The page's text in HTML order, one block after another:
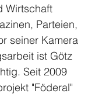
Wirtschaft
Parteien,
seiner Kamera
ist Götz
Seit 2009
"Föderal"